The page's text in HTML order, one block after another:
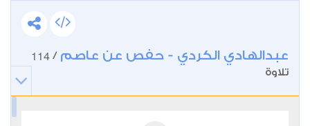
عبدالهادي الكردي - حفص عن عاصم /
114
تلاوة